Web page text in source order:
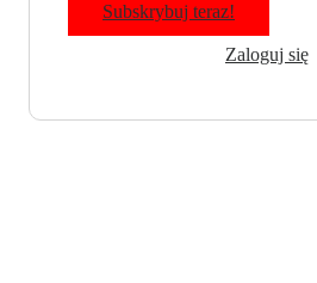
Subskrybuj teraz!
Zaloguj się